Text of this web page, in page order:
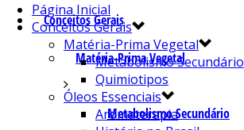
Conceitos Gerais
Matéria-Prima Vegetal
Metabolismo Secundário
Página Inicial
Conceitos Gerais
Matéria-Prima Vegetal
Metabolismo Secundário
Quimiotipos
Óleos Essenciais
Aromaterapia